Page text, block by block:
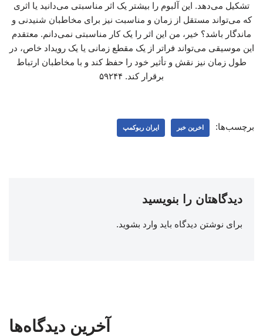
تشکیل می‌دهد. این آلبوم را بیشتر یک اثر مناسبتی می‌دانید یا اثری
که می‌تواند مستقل از زمان و مناسبت نیز برای مخاطبان شنیدنی و
ماندگار باشد؟ خیر، من این اثر را یک کار مناسبتی نمی‌دانم. معتقدم
این موسیقی می‌تواند فراتر از یک مقطع زمانی یا یک رویداد خاص، در
طول زمان نیز نقش و تأثیر خود را حفظ کند و با مخاطبان ارتباط
برقرار کند. ۵۹۲۴۴
برچسب‌ها: اخرین خبر ایران ربوکمپ
دیدگاهتان را بنویسید
برای نوشتن دیدگاه باید وارد بشوید.
آخرین دیدگاه‌ها